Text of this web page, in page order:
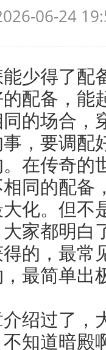
06-24
少得了配
配备，能
的场合，
，要调配
在传奇的
同的配备
化。但不
家都明白
的，最常
最简单出
绍过了，
知道暗殿